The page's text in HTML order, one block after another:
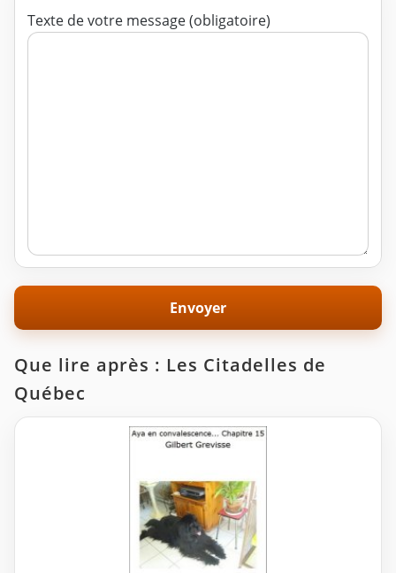
Texte de votre message (obligatoire)
Que lire après : Les Citadelles de
Québec